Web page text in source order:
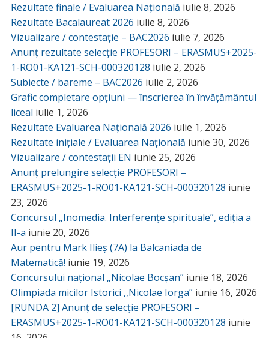
Rezultate finale / Evaluarea Națională iulie 8, 2026
Rezultate Bacalaureat 2026 iulie 8, 2026
Vizualizare / contestație – BAC2026 iulie 7, 2026
Anunț rezultate selecție PROFESORI – ERASMUS+2025-
1-RO01-KA121-SCH-000320128 iulie 2, 2026
Subiecte / bareme – BAC2026 iulie 2, 2026
Grafic completare opțiuni — înscrierea în învățământul
liceal iulie 1, 2026
Rezultate Evaluarea Națională 2026 iulie 1, 2026
Rezultate inițiale / Evaluarea Națională iunie 30, 2026
Vizualizare / contestații EN iunie 25, 2026
Anunț prelungire selecție PROFESORI –
ERASMUS+2025-1-RO01-KA121-SCH-000320128 iunie
23, 2026
Concursul „Inomedia. Interferențe spirituale”, ediția a
II-a iunie 20, 2026
Aur pentru Mark Ilieș (7A) la Balcaniada de
Matematică! iunie 19, 2026
Concursului național „Nicolae Bocșan” iunie 18, 2026
Olimpiada micilor Istorici ,,Nicolae Iorga” iunie 16, 2026
[RUNDA 2] Anunț de selecție PROFESORI –
ERASMUS+2025-1-RO01-KA121-SCH-000320128 iunie